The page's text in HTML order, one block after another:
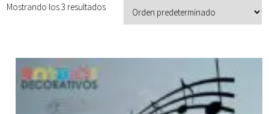
Mostrando los 3 resultados